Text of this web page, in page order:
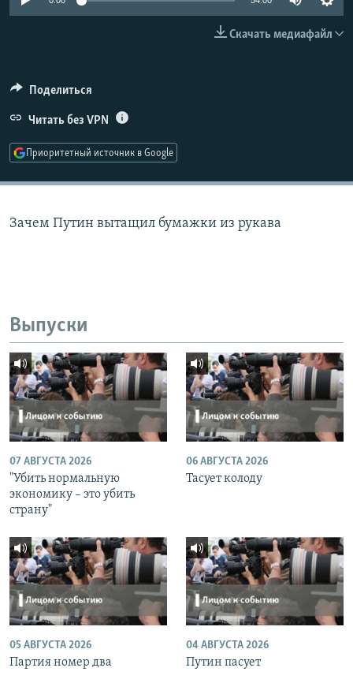
РАСПИСАНИЕ ВЕЩАНИЯ
СОЦИАЛЬНЫЕ СЕТИ
Скачать медиафайл
Поделиться
Читать без VPN
Приоритетный источник в Google
Зачем Путин вытащил бумажки из рукава
Выпуски
07 АВГУСТА 2026
"Убить нормальную
экономику – это убить
страну"
06 АВГУСТА 2026
Тасует колоду
05 АВГУСТА 2026
Партия номер два
04 АВГУСТА 2026
Путин пасует